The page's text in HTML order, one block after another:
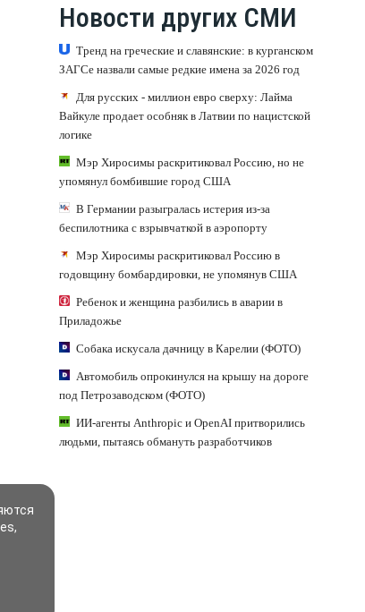
Новости других СМИ
Тренд на греческие и славянские: в курганском
ЗАГСе назвали самые редкие имена за 2026 год
Для русских - миллион евро сверху: Лайма
Вайкуле продает особняк в Латвии по нацистской
логике
Мэр Хиросимы раскритиковал Россию, но не
упомянул бомбившие город США
В Германии разыгралась истерия из-за
беспилотника с взрывчаткой в аэропорту
Мэр Хиросимы раскритиковал Россию в
годовщину бомбардировки, не упомянув США
Ребенок и женщина разбились в аварии в
Приладожье
Собака искусала дачницу в Карелии (ФОТО)
Автомобиль опрокинулся на крышу на дороге
под Петрозаводском (ФОТО)
ИИ-агенты Anthropic и OpenAI притворились
людьми, пытаясь обмануть разработчиков